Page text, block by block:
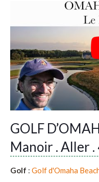
GOLF
Manoir . Aller .
Golf : Golf d'Omaha